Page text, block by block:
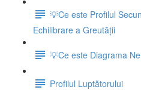
💡Ce este Profilul
Echilibrare a Greutății
💡Ce este Diagrama
Profilul Luptătorului